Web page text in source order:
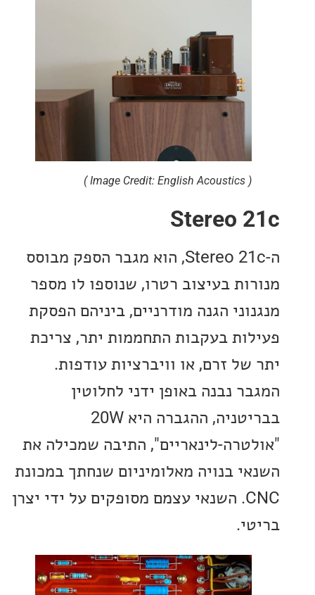
Stereo
ה-Stereo 21c, הוא מגבר הספק מבוסס
בעיצוב רטרו, שנוספו לו מספר
הגנה מודרניים, ביניהם הפסקת
בעקבות התחממות יתר, צריכת
זרם, או וויברציות עודפות.
נבנה באופן ידני לחלוטין
בבריטניה, ההגברה היא 20W
לינאריים", התיבה שמכילה את
בנויה מאלומיניום שנחתך במכונת
CNC. השנאי עצמם מסופקים על ידי יצרן